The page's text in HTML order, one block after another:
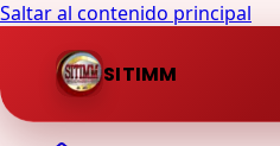
Saltar al contenido principal
SITIMM